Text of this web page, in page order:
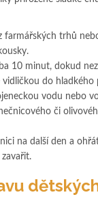
farmářských trhů
10 minut, dokud
do hladkého
vodu nebo
či
na další den a